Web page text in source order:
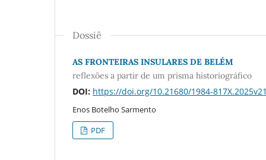
Dossiê
AS FRONTEIRAS INSULARES DE BELÉM
reflexões a partir de um prisma historiográfico
DOI: https://doi.org/10.21680/1984-
Enos Botelho Sarmento
PDF